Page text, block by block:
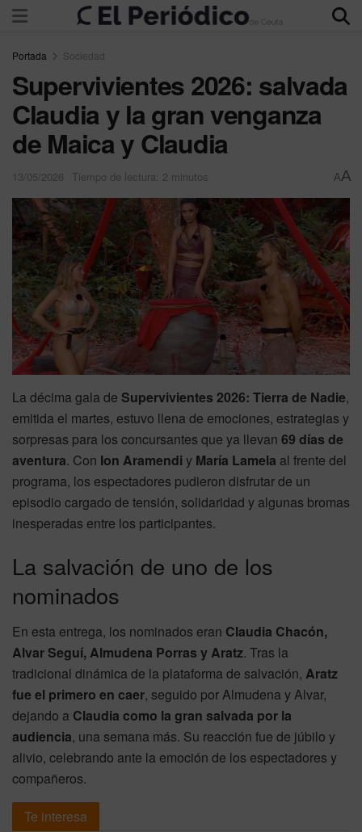
Portada Sociedad
Supervivientes 2026: salvada
Claudia y la gran venganza
de Maica y Claudia
13/05/2026 Tiempo de lectura: 2 minutos AA
La décima gala de Supervivientes 2026: Tierra de Nadie,
emitida el martes, estuvo llena de emociones, estrategias y
sorpresas para los concursantes que ya llevan 69 días de
aventura. Con Ion Aramendi y María Lamela al frente del
programa, los espectadores pudieron disfrutar de un
episodio cargado de tensión, solidaridad y algunas bromas
inesperadas entre los participantes.
La salvación de uno de los
nominados
En esta entrega, los nominados eran Claudia Chacón,
Alvar Seguí, Almudena Porras y Aratz. Tras la
tradicional dinámica de la plataforma de salvación, Aratz
fue el primero en caer, seguido por Almudena y Alvar,
dejando a Claudia como la gran salvada por la
audiencia, una semana más. Su reacción fue de júbilo y
alivio, celebrando ante la emoción de los espectadores y
compañeros.
Te interesa